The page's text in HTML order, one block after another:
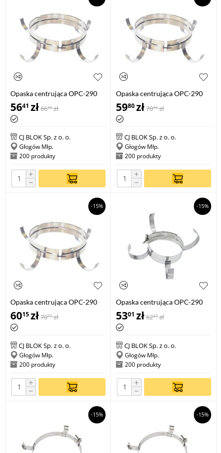
Opaska centrująca OPC-290
160
5641 zł6636 zł
CJ BLOK Sp. z o. o.
Głogów Młp.
200 produkty
+
−
Opaska centrująca OPC-290
180
5980zł7035 zł
CJ BLOK Sp. z o. o.
Głogów Młp.
200 produkty
+
−
-15%
Opaska centrująca OPC-290
200
6015zł7077 zł
CJ BLOK Sp. z o. o.
Głogów Młp.
200 produkty
+
−
-15%
Opaska centrująca OPC-290
80
5301 zł6237 zł
CJ BLOK Sp. z o. o.
Głogów Młp.
200 produkty
+
−
-15% -15%